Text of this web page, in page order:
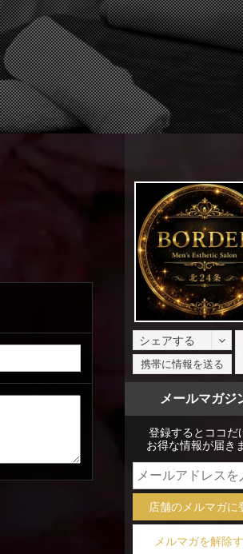
シェアする
facebook
携帯に情報を送る
メールマガジ
登録するとココだ
お得な情報が届き
店舗のメルマガに
メルマガを解除